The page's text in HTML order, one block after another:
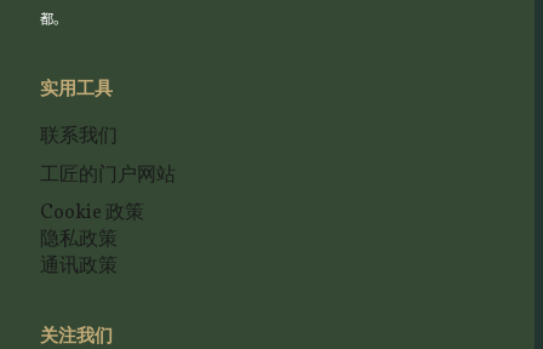
都。
实用工具
联系我们
工匠的门户网站
Cookie 政策
隐私政策
通讯政策
关注我们